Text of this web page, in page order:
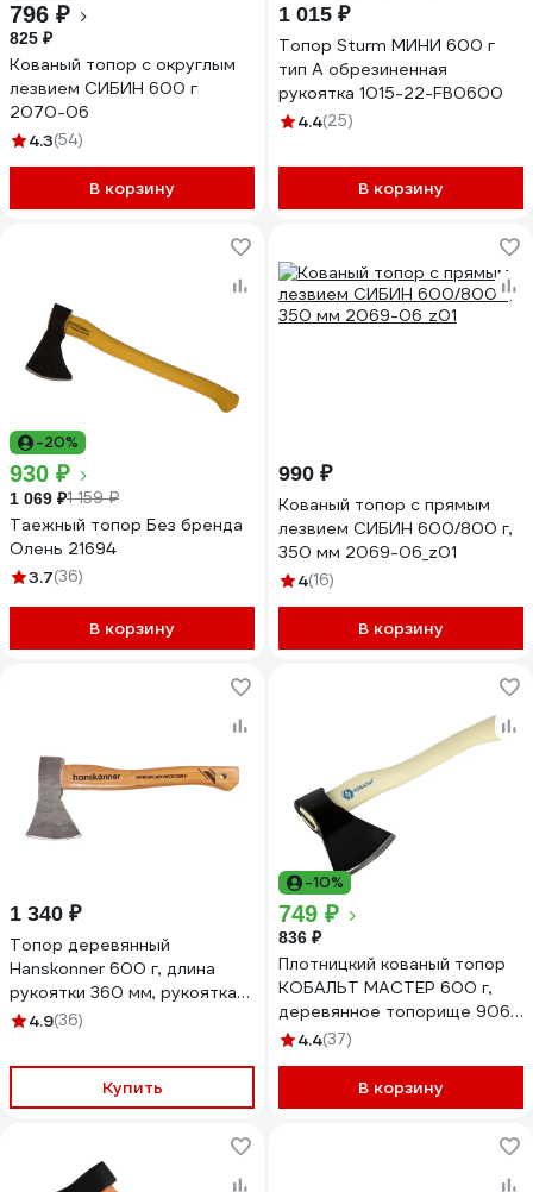
796 ₽
825 ₽
Кованый топор с округлым
лезвием СИБИН 600 г
2070-06
4.3(54)
В корзину
1 015 ₽
Топор Sturm МИНИ 600 г
тип А обрезиненная
рукоятка 1015-22-FB0600
4.4(25)
В корзину
-20%
930 ₽
1 069 ₽1 159 ₽
Таежный топор Без бренда
Олень 21694
3.7(36)
В корзину
990 ₽
Кованый топор с прямым
лезвием СИБИН 600/800 г,
350 мм 2069-06_z01
4(16)
В корзину
1 340 ₽
Топор деревянный
Hanskonner 600 г, длина
рукоятки 360 мм, рукоятка
гикори HK1015-02-WD0600
4.9(36)
Купить
-10%
749 ₽
836 ₽
Плотницкий кованый топор
КОБАЛЬТ МАСТЕР 600 г,
деревянное топорище 906-
7084.4(37)
В корзину